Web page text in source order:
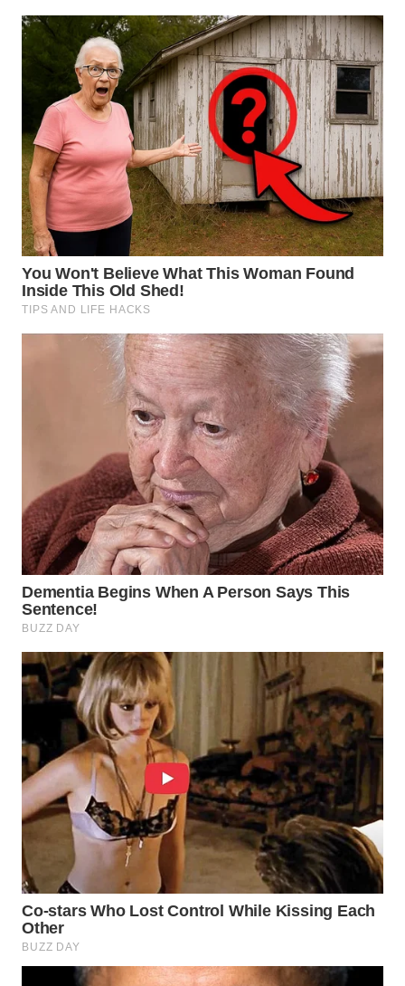
WN
INDRAMAYU
WN
KUNINGAN
WN
MAJALENGKA
WN
SUBANG
WN
TIMUR
WN
SEMARANG
WN
SOLO
WN
BOROBUDUR
WN
MADURA
WN
SURABAYA
WN
NATUNA
WN
BINTAN